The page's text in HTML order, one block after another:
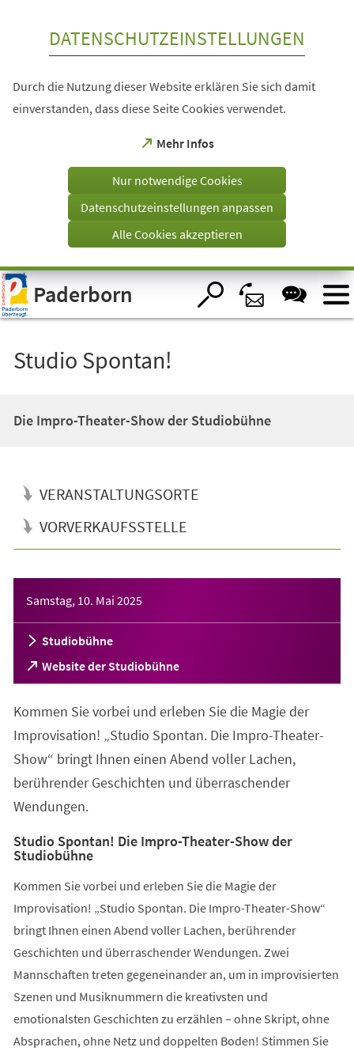
Visuelle
Assistenzsoftware
öffnen.
DATENSCHUTZEINSTELLUNGEN
Durch die Nutzung dieser Website erklären Sie sich damit
einverstanden, dass diese Seite Cookies verwendet.
Mehr Infos
(Öffnet
einem
Tab)
Nur notwendige Cookies
Datenschutzeinstellungen anpassen
Alle Cookies akzeptieren
Paderborn
Studio Spontan!
Die Impro-Theater-Show der Studiobühne
VERANSTALTUNGSORTE
VORVERKAUFSSTELLE
Samstag, 10. Mai 2025
Studiobühne
Website der Studiobühne
(Öffnet
in
neuen
Kommen Sie vorbei und erleben Sie die Magie der
Improvisation! „Studio Spontan. Die Impro-Theater-
Show“ bringt Ihnen einen Abend voller Lachen,
berührender Geschichten und überraschender
Wendungen.
Studio Spontan! Die Impro-Theater-Show der
Studiobühne
Kommen Sie vorbei und erleben Sie die Magie der
Improvisation! „Studio Spontan. Die Impro-Theater-Show“
bringt Ihnen einen Abend voller Lachen, berührender
Geschichten und überraschender Wendungen. Zwei
Mannschaften treten gegeneinander an, um in improvisierten
Szenen und Musiknummern die kreativsten und
emotionalsten Geschichten zu erzählen – ohne Skript, ohne
Absprachen, ohne Netz und doppelten Boden! Stimmen Sie